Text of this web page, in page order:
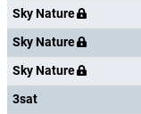
Sky Nature
Sky Nature
Sky Nature
3sat